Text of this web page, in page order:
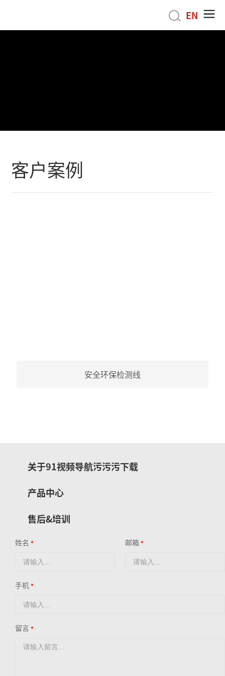
EN
客户案例
安全环保检测线
关于91视频导航污污污下载
产品中心
售后&培训
姓名 邮箱
手机
留言